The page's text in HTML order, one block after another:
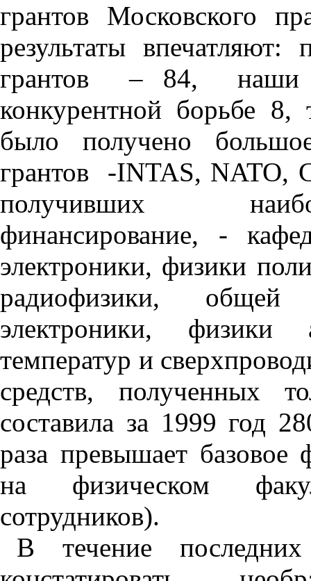
грантов Московского
результаты
грантов – 84, наши
конкурентной борьбе
было получено
грантов -INTAS, NATO,
получивших
финансирование, -
электроники, физики
радиофизики,
электроники,
температур и
средств, полученных
составила за 1999 год
раза превышает базовое
на физическом
сотрудников).
В течение